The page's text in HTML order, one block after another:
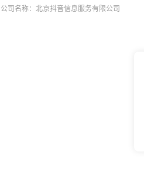
公司名称：北京抖音信息服务有限公司